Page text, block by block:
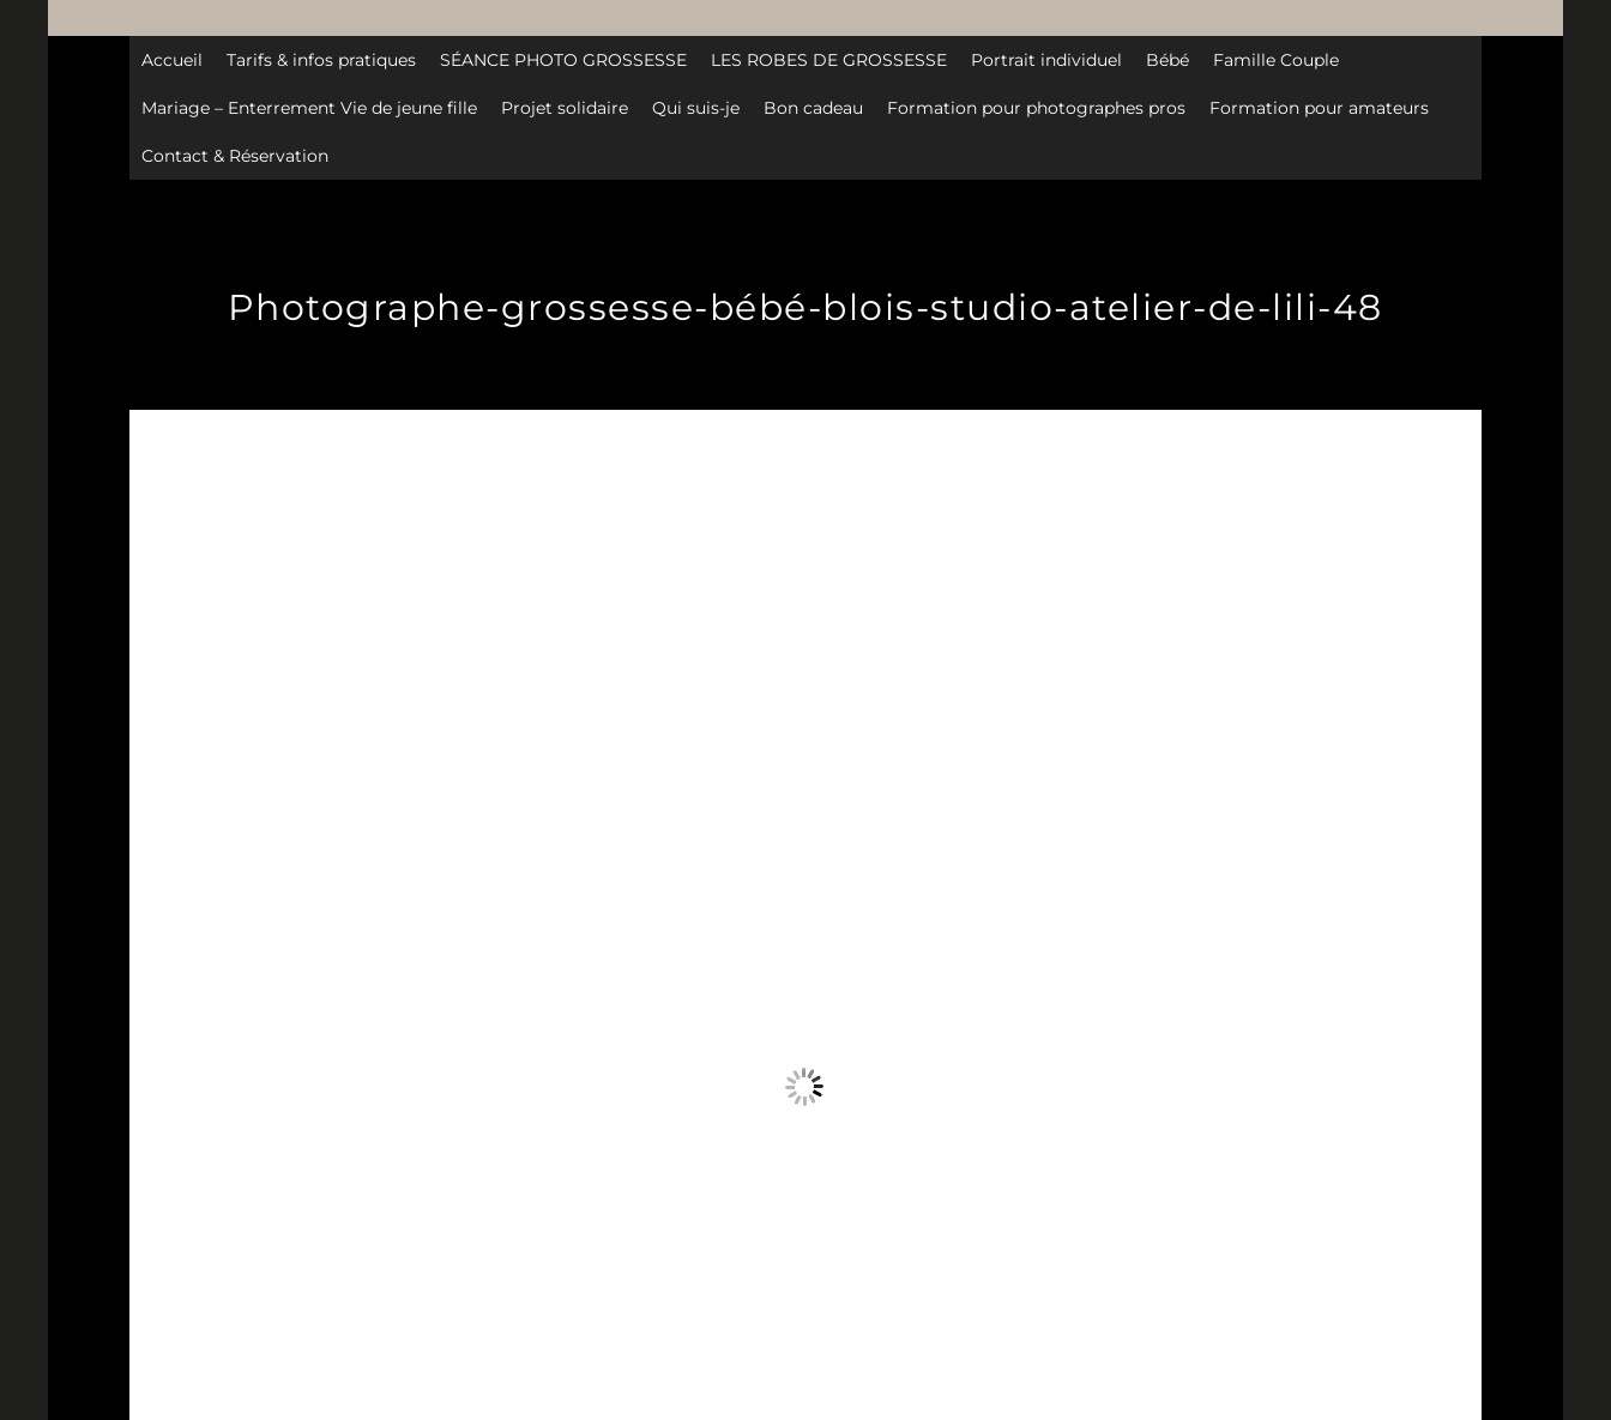
Accueil Tarifs & infos pratiques SÉANCE PHOTO GROSSESSE LES ROBES DE GROSSESSE Portrait individuel Bébé Famille Couple
Mariage – Enterrement Vie de jeune fille Projet solidaire Qui suis-je Bon cadeau Formation pour photographes pros Formation pour amateurs
Contact & Réservation
Photographe-grossesse-bébé-blois-studio-atelier-de-lili-48